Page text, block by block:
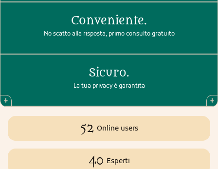
Conveniente.
No scatto alla risposta, primo consulto gratuito
Sicuro.
La tua privacy è garantita
52 Online users
40 Esperti